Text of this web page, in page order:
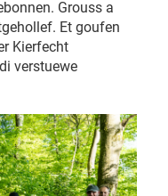
Grouss a
Et goufen
Kierfecht
verstuewe